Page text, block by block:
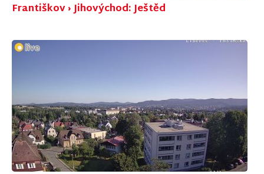
Františkov › Jihovýchod: Ještěd